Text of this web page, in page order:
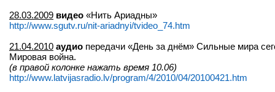
28.03.2009 видео «Нить Ариадны»
http://www.sgutv.ru/nit-ariadnyi/tvideo_74.htm
21.04.2010 аудио передачи «День за днём» Сильные мира
Мировая война.
(в правой колонке нажать время 10.06)
http://www.latvijasradio.lv/program/4/2010/04/20100421.htm